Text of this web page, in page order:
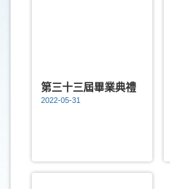
第三十三屆畢業典禮
2022-05-31